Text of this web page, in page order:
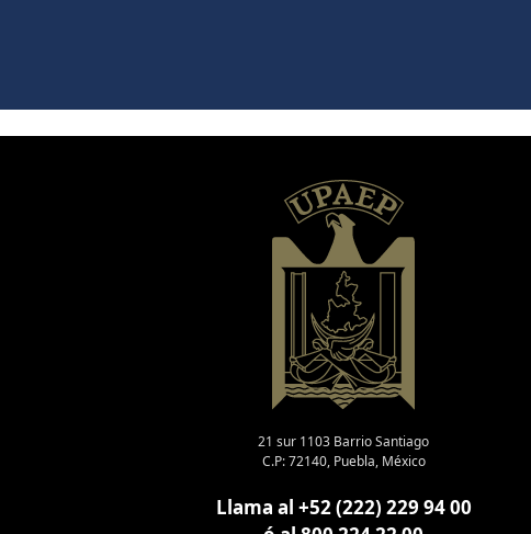
21 sur 1103 Barrio Santiago
C.P: 72140, Puebla, México
Llama al +52 (222) 229 94 00